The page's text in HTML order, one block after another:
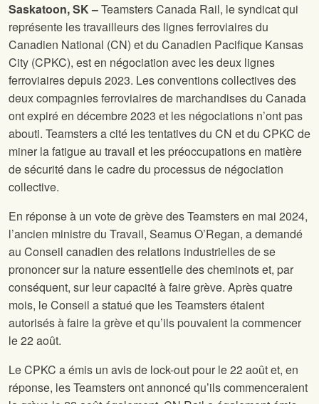
Saskatoon, SK –Teamsters Canada Rail, le syndicat qui
représente les travailleurs des lignes ferroviaires du
Canadien National (CN) et du Canadien Pacifique Kansas
City (CPKC), est en négociation avec les deux lignes
ferroviaires depuis 2023. Les conventions collectives des
deux compagnies ferroviaires de marchandises du Canada
ont expiré en décembre 2023 et les négociations n’ont pas
abouti. Teamsters a cité les tentatives du CN et du CPKC de
miner la fatigue au travail et les préoccupations en matière
de sécurité dans le cadre du processus de négociation
collective.
En réponse à un vote de grève des Teamsters en mai 2024,
l’ancien ministre du Travail, Seamus O’Regan, a demandé
au Conseil canadien des relations industrielles de se
prononcer sur la nature essentielle des cheminots et, par
conséquent, sur leur capacité à faire grève. Après quatre
mois, le Conseil a statué que les Teamsters étaient
autorisés à faire la grève et qu’ils pouvaient la commencer
le 22 août.
Le CPKC a émis un avis de lock-out pour le 22 août et, en
réponse, les Teamsters ont annoncé qu’ils commenceraient